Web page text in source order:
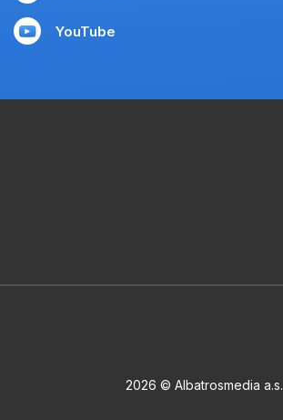
YouTube
2026 © Albatrosmedia a.s.